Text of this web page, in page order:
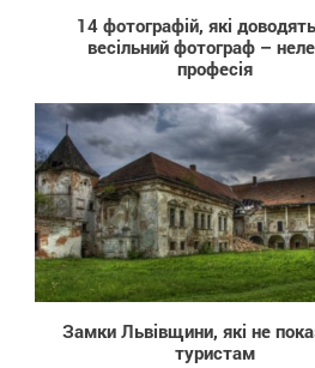
14 фотографій, які
весільний фотограф –
професія
Замки Львівщини, які не
туристам